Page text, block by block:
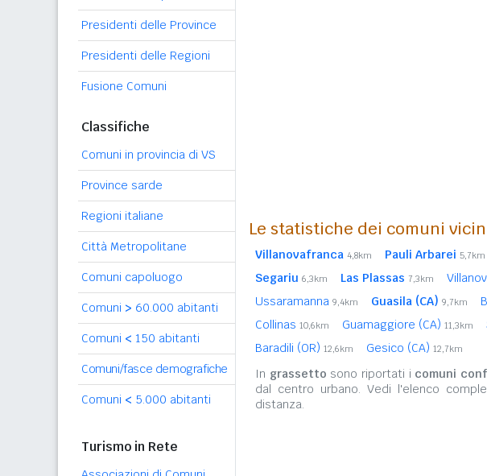
Presidenti delle Province
Presidenti delle Regioni
Fusione Comuni
Classifiche
Comuni in provincia di VS
Province sarde
Regioni italiane
Città Metropolitane
Comuni capoluogo
Comuni > 60.000 abitanti
Comuni < 150 abitanti
Comuni/fasce demografiche
Comuni < 5.000 abitanti
Turismo in Rete
Le statistiche dei comuni
Villanovafranca 4,8km Pauli Arbarei 5,7km
Segariu 6,3km Las Plassas 7,3km
Ussaramanna 9,4km Guasila (CA) 9,7km
Collinas 10,6km Guamaggiore (CA) 11,3km
Baradili (OR) 12,6km Gesico (CA) 12,7km
In grassetto sono riportati i comuni
dal centro urbano. Vedi l'elenco
distanza.